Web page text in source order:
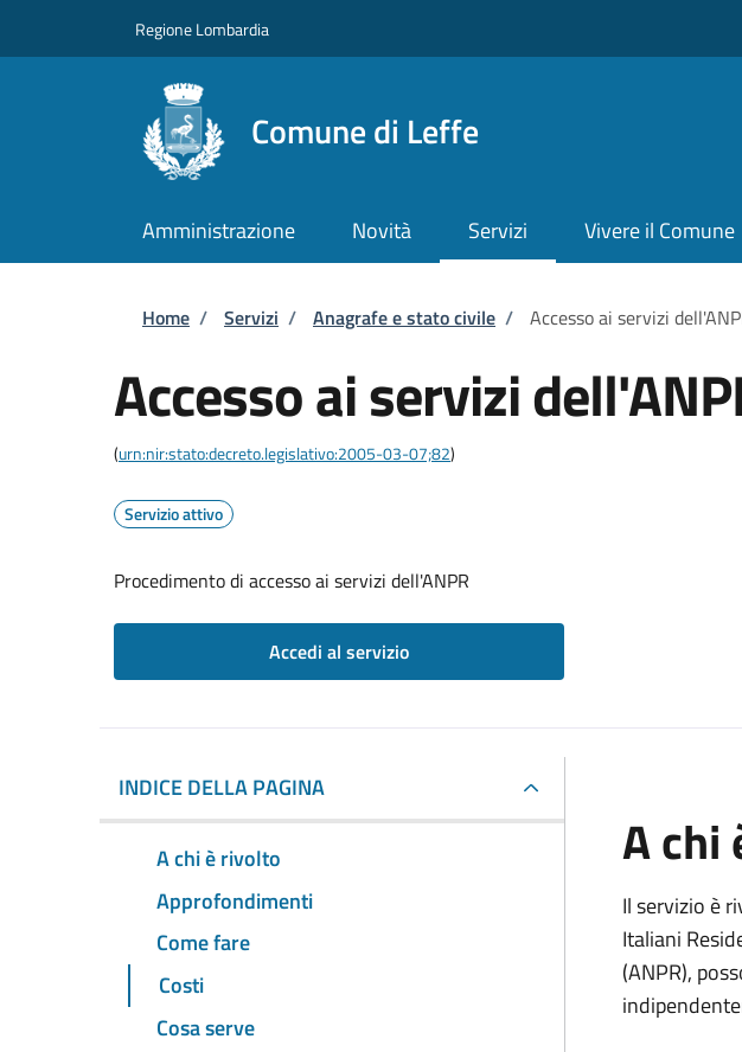
Regione Lombardia
Comune di Leffe
Amministrazione Novità Servizi Vivere il Comune
Briciole di pane
Home / Servizi / Anagrafe e stato civile / Accesso ai servizi
Accesso ai servizi
(urn:nir:stato:decreto.legislativo:2005-03-07;82)
Servizio attivo
Procedimento di accesso ai servizi dell'ANPR
Accedi al servizio
INDICE DELLA PAGINA
A chi è rivolto
Approfondimenti
Come fare
Costi
Cosa serve
A chi
Il servizio è
Italiani
(ANPR),